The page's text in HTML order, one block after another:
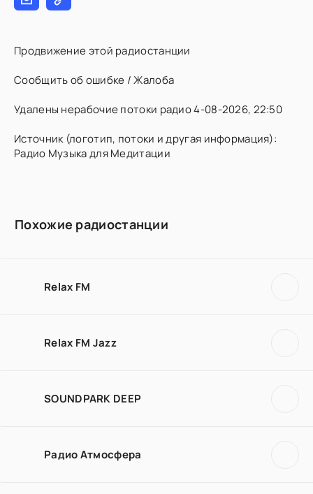
Продвижение этой радиостанции
Сообщить об ошибке / Жалоба
Удалены нерабочие потоки радио 4-08-2026, 22:50
Источник (логотип, потоки и другая информация):
Радио Музыка для Медитации
Похожие радиостанции
Relax FM
Relax FM Jazz
SOUNDPARK DEEP
Радио Атмосфера